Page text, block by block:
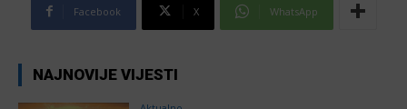
Facebook X WhatsApp
NAJNOVIJE VIJESTI